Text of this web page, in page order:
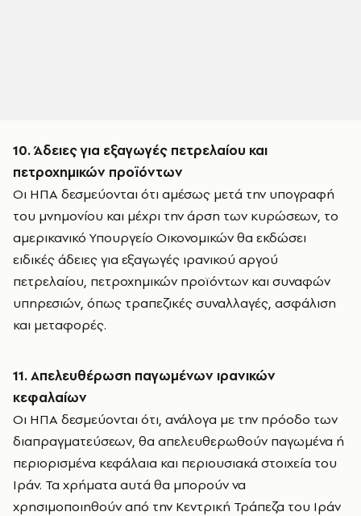
10. Άδειες για εξαγωγές πετρελαίου και
πετροχημικών προϊόντων
Οι ΗΠΑ δεσμεύονται ότι αμέσως μετά την υπογραφή
του μνημονίου και μέχρι την άρση των κυρώσεων, το
αμερικανικό Υπουργείο Οικονομικών θα εκδώσει
ειδικές άδειες για εξαγωγές ιρανικού αργού
πετρελαίου, πετροχημικών προϊόντων και συναφών
υπηρεσιών, όπως τραπεζικές συναλλαγές, ασφάλιση
και μεταφορές.
11. Απελευθέρωση παγωμένων ιρανικών
κεφαλαίων
Οι ΗΠΑ δεσμεύονται ότι, ανάλογα με την πρόοδο των
διαπραγματεύσεων, θα απελευθερωθούν παγωμένα ή
περιορισμένα κεφάλαια και περιουσιακά στοιχεία του
Ιράν. Τα χρήματα αυτά θα μπορούν να
χρησιμοποιηθούν από την Κεντρική Τράπεζα του Ιράν